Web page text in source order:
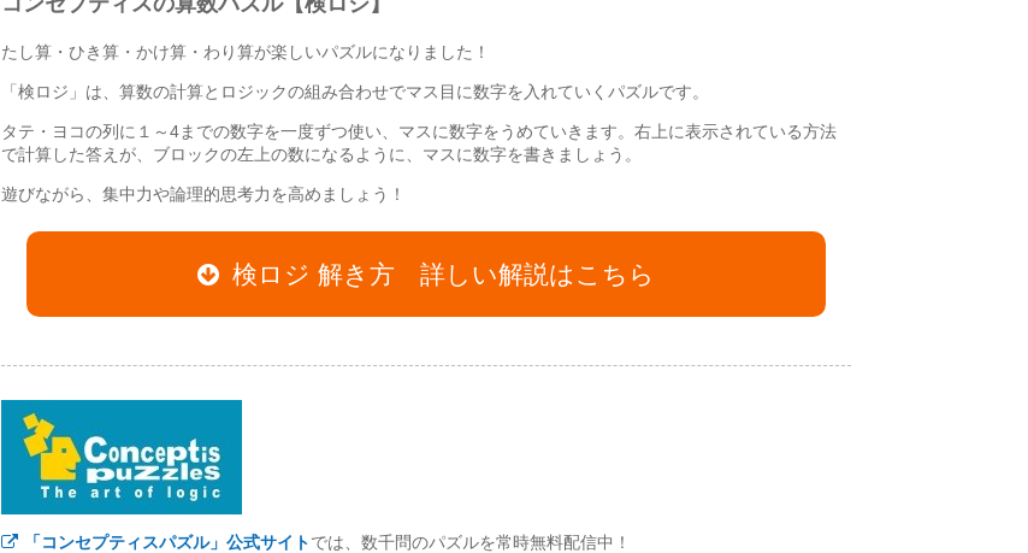
たし算・ひき算・かけ算・わり算が楽しいパズルになりました！
「検ロジ」は、算数の計算とロジックの組み合わせでマス目に数字を入れていくパズルです。
タテ・ヨコの列に１～4までの数字を一度ずつ使い、マスに数字をうめていきます。右上に表示されている方法
で計算した答えが、ブロックの左上の数になるように、マスに数字を書きましょう。
遊びながら、集中力や論理的思考力を高めましょう！
検ロジ 解き方 詳しい解説はこちら
「コンセプティスパズル」公式サイトでは、数千問のパズルを常時無料配信中！